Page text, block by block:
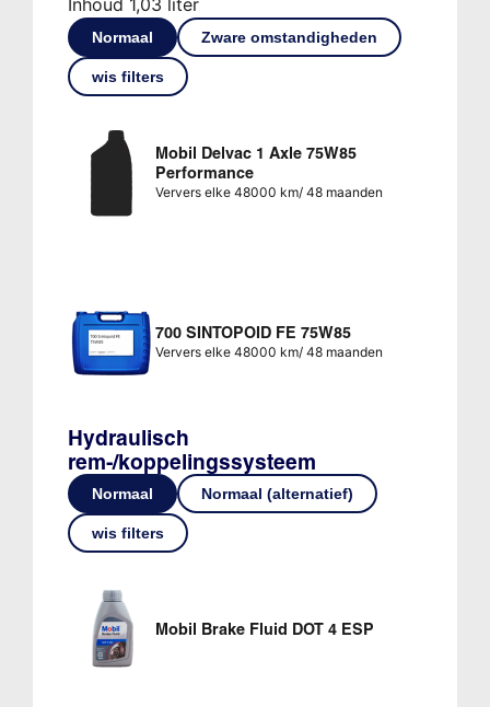
Normaal Zware omstandigheden
wis filters
Mobil Delvac 1 Axle 75W85
Performance
Ververs elke 48000 km/ 48 maanden
700 SINTOPOID FE 75W85
Ververs elke 48000 km/ 48 maanden
Hydraulisch
rem-/koppelingssysteem
Normaal Normaal (alternatief)
wis filters
Mobil Brake Fluid DOT 4 ESP